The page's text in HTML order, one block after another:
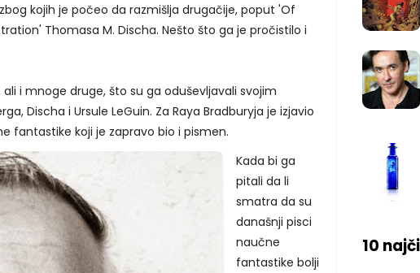
kojih je počeo da razmišlja drugačije, poput 'Of
Thomasa M. Discha. Nešto što ga je pročistilo i
i mnoge druge, što su ga oduševljavali svojim
Discha i Ursule LeGuin. Za Raya Bradburyja je izjavio
fantastike koji je zapravo bio i pismen.
Kada bi ga
pitali da li
smatra da su
današnji pisci
naučne
fantastike bolji
10